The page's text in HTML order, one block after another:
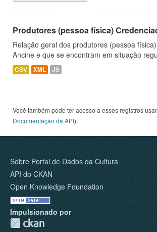
Produtores (pessoa física)
Relação geral dos produtores (pessoa
Ancine e que se encontram em situação
CSV XML JS
Você também pode ter acesso a esses registros
Documentação da API).
Sobre Portal de Dados da Cultura
API do CKAN
Open Knowledge Foundation
Impulsionado por